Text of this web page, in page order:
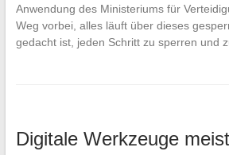
Anwendung des Ministeriums für
Weg vorbei, alles läuft über dieses
gedacht ist, jeden Schritt zu sperren und
Digitale Werkzeuge